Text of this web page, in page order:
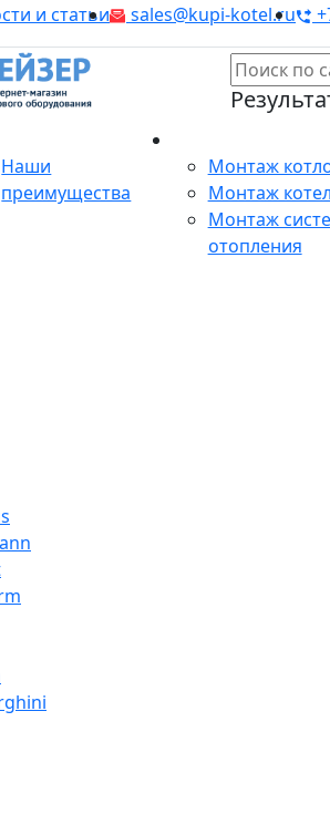
и статьи sales@kupi-kotel.ru
Наши
преимущества
Монтаж
Монтаж
Монтаж
отопления